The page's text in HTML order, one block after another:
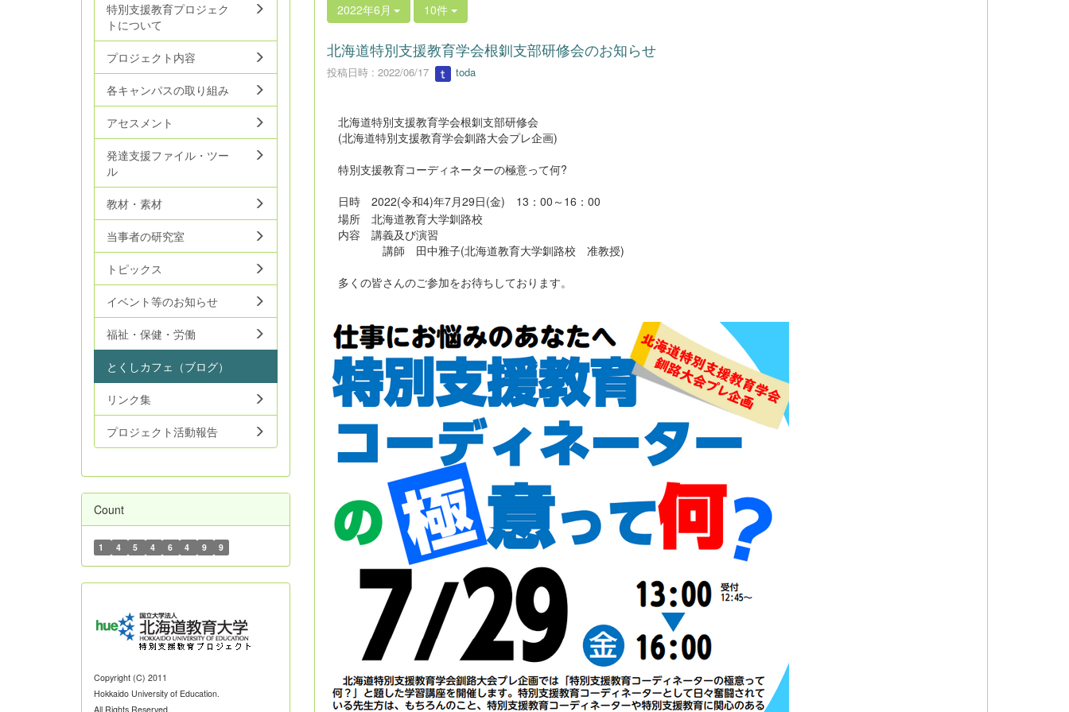
2022年6月 10件
北海道特別支援教育学会根釧支部研修会のお知らせ
投稿日時 : 2022/06/17 toda
北海道特別支援教育学会根釧支部研修会
(北海道特別支援教育学会釧路大会プレ企画)
特別支援教育コーディネーターの極意って何?
日時 2022(令和4)年7月29日(金) 13 ： 00 ～ 16 ： 00
場所 北海道教育大学釧路校
内容 講義及び演習
講師 田中雅子(北海道教育大学釧路校 准教授)
多くの皆さんのご参加をお待ちしております。
特別支援教育プロジェク
トについて
プロジェクト内容
各キャンパスの取り組み
アセスメント
発達支援ファイル・ツー
ル
教材・素材
当事者の研究室
トピックス
イベント等のお知らせ
福祉・保健・労働
とくしカフェ（ブログ）
リンク集
プロジェクト活動報告
Count
1 4 5 4 6 4 9 9
Copyright (C) 2011
Hokkaido University of Education.
All Rights Reserved.